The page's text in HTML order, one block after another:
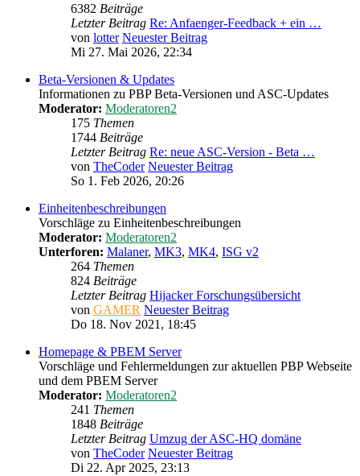
6382 Beiträge
Letzter Beitrag Re: Anfaenger-Feedback + ein …
von lotter Neuester Beitrag
Mi 27. Mai 2026, 22:34
Beta-Versionen & Updates
Informationen zu PBP Beta-Versionen und ASC-Updates
Moderator: Moderatoren2
175 Themen
1744 Beiträge
Letzter Beitrag Re: neue ASC-Version - Beta …
von TheCoder Neuester Beitrag
So 1. Feb 2026, 20:26
Einheitenbeschreibungen
Vorschläge zu Einheitenbeschreibungen
Moderator: Moderatoren2
Unterforen: Malaner, MK3, MK4, ISG v2
264 Themen
824 Beiträge
Letzter Beitrag Hijacker Forschungsübersicht
von GAMER Neuester Beitrag
Do 18. Nov 2021, 18:45
Homepage & PBEM Server
Vorschläge und Fehlermeldungen zur aktuellen PBP Webseite
und dem PBEM Server
Moderator: Moderatoren2
241 Themen
1848 Beiträge
Letzter Beitrag Umzug der ASC-HQ domäne
von TheCoder Neuester Beitrag
Di 22. Apr 2025, 23:13